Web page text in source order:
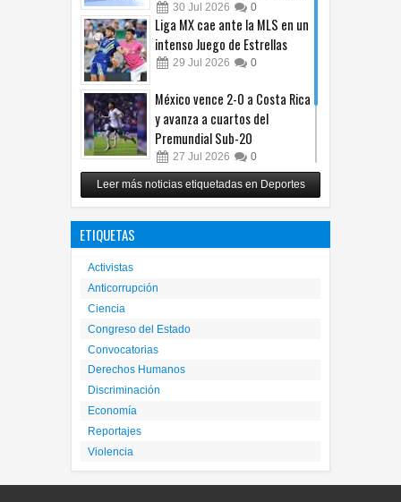
30 Jul 2026 0
Liga MX cae ante la MLS en un
intenso Juego de Estrellas
29 Jul 2026 0
México vence 2-0 a Costa Rica
y avanza a cuartos del
Premundial Sub-20
27 Jul 2026 0
Cruz Azul arrolla a Toluca y
gana su cuarto trofeo de
Leer más noticias etiquetadas en Deportes
ETIQUETAS
Activistas
Anticorrupción
Ciencia
Congreso del Estado
Convocatorias
Derechos Humanos
Discriminación
Economía
Reportajes
Violencia